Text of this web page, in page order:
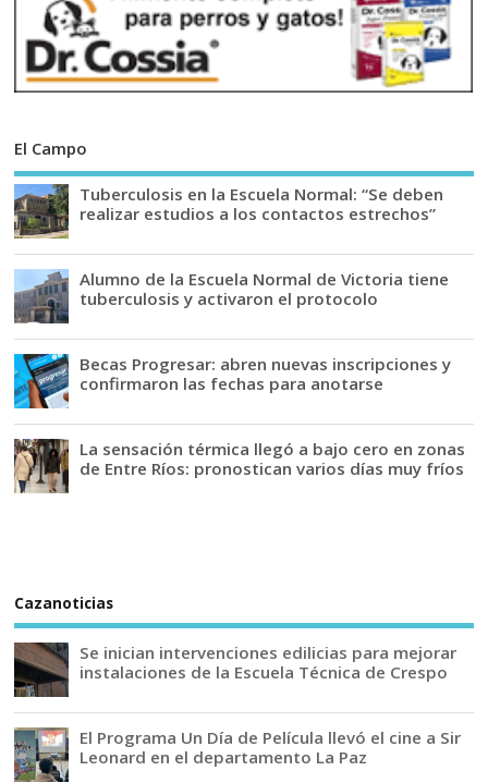
El Campo
Tuberculosis en la Escuela Normal: “Se deben
realizar estudios a los contactos estrechos”
Alumno de la Escuela Normal de Victoria tiene
tuberculosis y activaron el protocolo
Becas Progresar: abren nuevas inscripciones y
confirmaron las fechas para anotarse
La sensación térmica llegó a bajo cero en zonas
de Entre Ríos: pronostican varios días muy fríos
Cazanoticias
Se inician intervenciones edilicias para mejorar
instalaciones de la Escuela Técnica de Crespo
El Programa Un Día de Película llevó el cine a Sir
Leonard en el departamento La Paz